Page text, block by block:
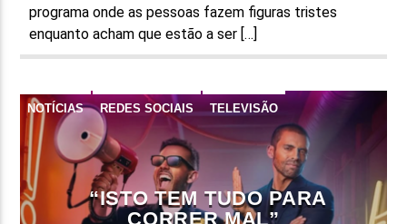
programa onde as pessoas fazem figuras tristes
enquanto acham que estão a ser […]
NOTÍCIAS REDES SOCIAIS TELEVISÃO
“ISTO TEM TUDO PARA
CORRER MAL”